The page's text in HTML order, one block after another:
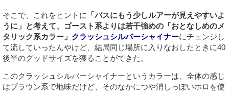
そこで、これをヒントに
「バスにもう少しルアーが見えやすいよ
うに」と考えて、ゴースト系よりは若干強めの「おとなしめのメ
タリック系カラー」 クラッシュシルバーシャイナーにチェンジし
て流していったんやけど、結局同じ場所に入りなおしたときに40
後半のグッドサイズを獲ることができた。
このクラッシュシルバーシャイナーというカラーは、全体の感じ
はブラウン系で地味だけど、そのなかにつや消しっぽいホロを使